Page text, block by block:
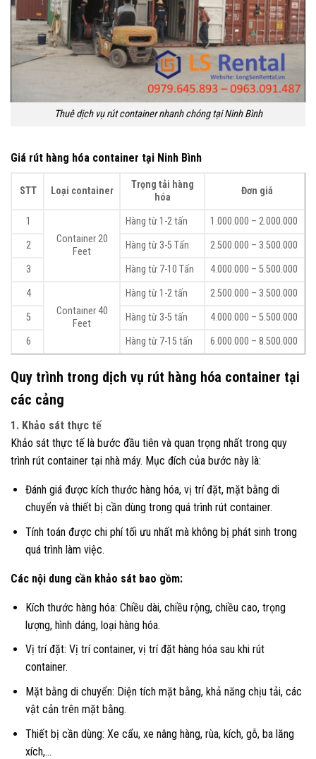
Thuê dịch vụ rút container nhanh chóng tại Ninh Bình
Giá rút hàng hóa container tại Ninh Bình
STT Loại container
Trọng tải hàng
hóa
Đơn giá
1
Container 20
Feet
Hàng từ 1-2 tấn
1.000.000 – 2.000.000
2
Hàng từ 3-5 Tấn
2.500.000 – 3.500.000
3
Hàng từ 7-10 Tấn
4.000.000 – 5.500.000
4
Container 40
Feet
Hàng từ 1-2 tấn
2.500.000 – 3.500.000
5
Hàng từ 3-5 tấn
4.000.000 – 5.500.000
6
Hàng từ 7-15 tấn 6.000.000 – 8.500.000
Quy trình trong dịch vụ rút hàng hóa container tại
các cảng
1. Khảo sát thực tế
Khảo sát thực tế là bước đầu tiên và quan trọng nhất trong quy
trình rút container tại nhà máy. Mục đích của bước này là:
Đánh giá được kích thước hàng hóa, vị trí đặt, mặt bằng di
chuyển và thiết bị cần dùng trong quá trình rút container.
Tính toán được chi phí tối ưu nhất mà không bị phát sinh trong
quá trình làm việc.
Các nội dung cần khảo sát bao gồm:
Kích thước hàng hóa: Chiều dài, chiều rộng, chiều cao, trọng
lượng, hình dáng, loại hàng hóa.
Vị trí đặt: Vị trí container, vị trí đặt hàng hóa sau khi rút
container.
Mặt bằng di chuyển: Diện tích mặt bằng, khả năng chịu tải, các
vật cản trên mặt bằng.
Thiết bị cần dùng: Xe cẩu, xe nâng hàng, rùa, kích, gỗ, ba lăng
xích,…